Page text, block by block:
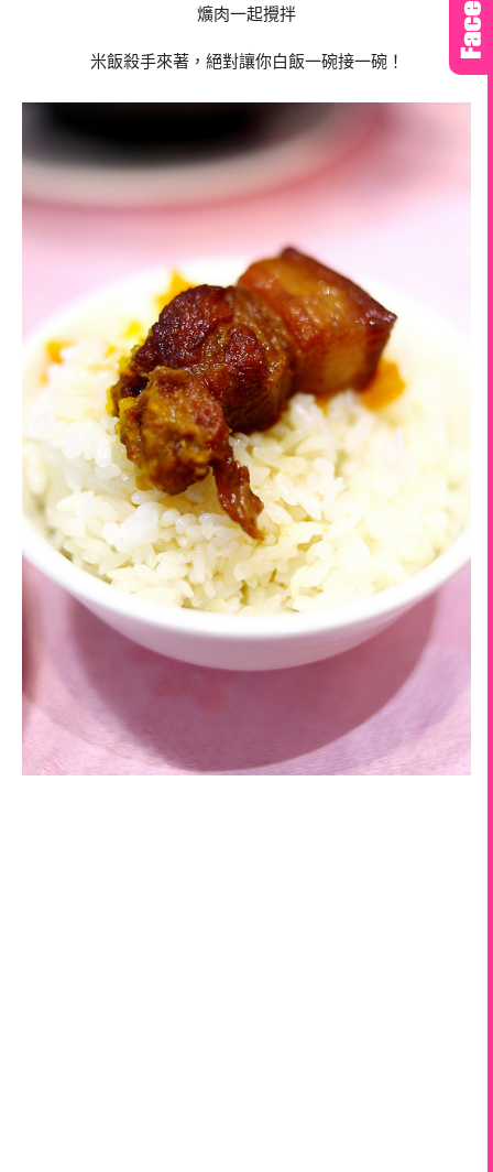
爌肉一起攪拌
米飯殺手來著，絕對讓你白飯一碗接一碗！